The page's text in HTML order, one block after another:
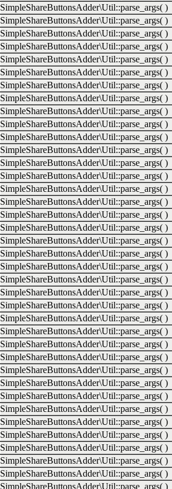
SimpleShareButtonsAdder\Util::parse_args( )
SimpleShareButtonsAdder\Util::parse_args( )
SimpleShareButtonsAdder\Util::parse_args( )
SimpleShareButtonsAdder\Util::parse_args( )
SimpleShareButtonsAdder\Util::parse_args( )
SimpleShareButtonsAdder\Util::parse_args( )
SimpleShareButtonsAdder\Util::parse_args( )
SimpleShareButtonsAdder\Util::parse_args( )
SimpleShareButtonsAdder\Util::parse_args( )
SimpleShareButtonsAdder\Util::parse_args( )
SimpleShareButtonsAdder\Util::parse_args( )
SimpleShareButtonsAdder\Util::parse_args( )
SimpleShareButtonsAdder\Util::parse_args( )
SimpleShareButtonsAdder\Util::parse_args( )
SimpleShareButtonsAdder\Util::parse_args( )
SimpleShareButtonsAdder\Util::parse_args( )
SimpleShareButtonsAdder\Util::parse_args( )
SimpleShareButtonsAdder\Util::parse_args( )
SimpleShareButtonsAdder\Util::parse_args( )
SimpleShareButtonsAdder\Util::parse_args( )
SimpleShareButtonsAdder\Util::parse_args( )
SimpleShareButtonsAdder\Util::parse_args( )
SimpleShareButtonsAdder\Util::parse_args( )
SimpleShareButtonsAdder\Util::parse_args( )
SimpleShareButtonsAdder\Util::parse_args( )
SimpleShareButtonsAdder\Util::parse_args( )
SimpleShareButtonsAdder\Util::parse_args( )
SimpleShareButtonsAdder\Util::parse_args( )
SimpleShareButtonsAdder\Util::parse_args( )
SimpleShareButtonsAdder\Util::parse_args( )
SimpleShareButtonsAdder\Util::parse_args( )
SimpleShareButtonsAdder\Util::parse_args( )
SimpleShareButtonsAdder\Util::parse_args( )
SimpleShareButtonsAdder\Util::parse_args( )
SimpleShareButtonsAdder\Util::parse_args( )
SimpleShareButtonsAdder\Util::parse_args( )
SimpleShareButtonsAdder\Util::parse_args( )
SimpleShareButtonsAdder\Util::parse_args( )